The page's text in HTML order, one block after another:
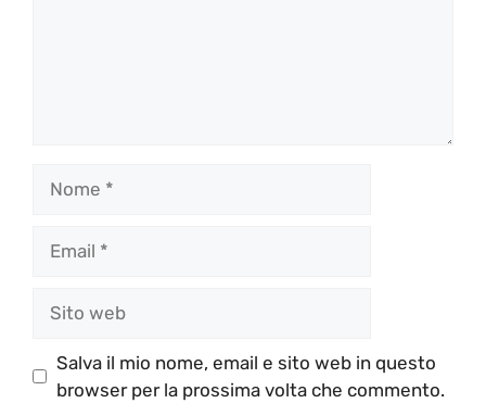
web
Salva il mio nome, email e sito web in questo
browser per la prossima volta che commento.